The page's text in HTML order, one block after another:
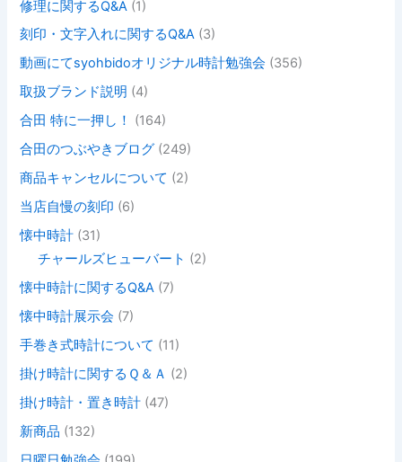
修理に関するQ&A (1)
刻印・文字入れに関するQ&A (3)
動画にてsyohbidoオリジナル時計勉強会 (356)
取扱ブランド説明 (4)
合田 特に一押し！
(164)
合田のつぶやきブログ (249)
商品キャンセルについて (2)
当店自慢の刻印 (6)
懐中時計 (31)
チャールズヒューバート (2)
懐中時計に関するQ&A (7)
懐中時計展示会 (7)
手巻き式時計について (11)
掛け時計に関するＱ＆Ａ (2)
掛け時計・置き時計 (47)
新商品 (132)